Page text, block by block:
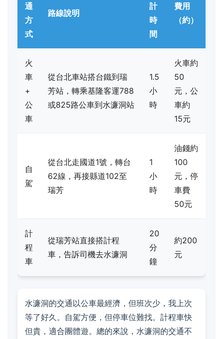
通
方
式
路線說明
計
時
間
費用
（約）
火
車
+
公
車
從台北車站搭台鐵到瑞
芳站，轉乘基隆客運788
或825路公車到水濂洞站
1.5
小
時
火車約
50
元，公
車約
15元
自
駕
從台北走國道1號，轉台
62線，再接縣道102至
瑞芳
1
小
時
油錢約
100
元，停
車費
50元
計
程
車
從瑞芳站直接搭計程
車，告訴司機去水濂洞
20
分
鐘
約200
元
水濂洞的交通以公車最經濟，但班次少，我上次
等了好久。自駕方便，但停車位難找。計程車快
但貴，適合團體遊。總的來說，水濂洞的交通不